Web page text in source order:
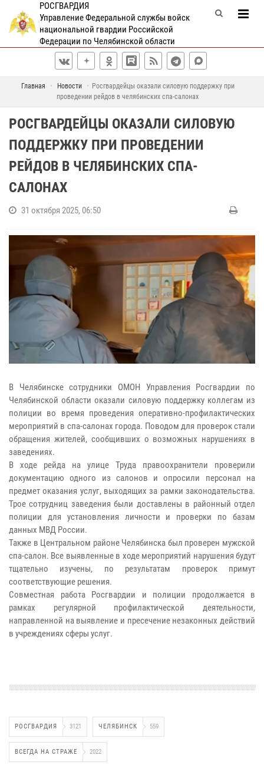
РОСГВАРДИЯ
Управление Федеральной службы войск
национальной гвардии Российской
Федерации по Челябинской области
Главная Новости
Росгвардейцы оказали силовую поддержку при
проведении рейдов в челябинских спа-салонах
РОСГВАРДЕЙЦЫ ОКАЗАЛИ СИЛОВУЮ
ПОДДЕРЖКУ ПРИ ПРОВЕДЕНИИ
РЕЙДОВ В ЧЕЛЯБИНСКИХ СПА-
САЛОНАХ
31 октября 2025, 06:50
В Челябинске сотрудники ОМОН Управления Росгвардии по
Челябинской области оказали силовую поддержку коллегам из
полиции во время проведения оперативно-профилактических
мероприятий в спа-салонах города. Поводом для проверок стали
обращения жителей, сообщивших о возможных нарушениях в
заведениях.
В ходе рейда на улице Труда правоохранители проверили
документацию одного из салонов и опросили персонал на
предмет оказания услуг, выходящих за рамки законодательства.
Трое сотрудниц заведения были доставлены в районный отдел
полиции для установления личности и проверки по базам
данных МВД России.
Также в Центральном районе Челябинска был проверен мужской
спа-салон. Все выявленные в ходе мероприятий нарушения будут
тщательно изучены, по результатам проверок примут
соответствующие решения.
Совместная работа Росгвардии и полиции продолжается в
рамках регулярной профилактической деятельности,
направленной на выявление и пресечение незаконных действий
в учреждениях сферы услуг.
РОСГВАРДИЯ 3121 ЧЕЛЯБИНСК 559
ВСЕГДА НА СТРАЖЕ 2022